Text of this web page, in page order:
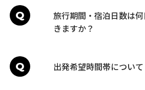
Q
旅行期間・宿泊日数は
きますか？
Q 出発希望時間帯について